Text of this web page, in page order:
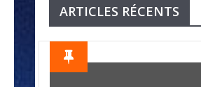
ARTICLES RÉCENTS